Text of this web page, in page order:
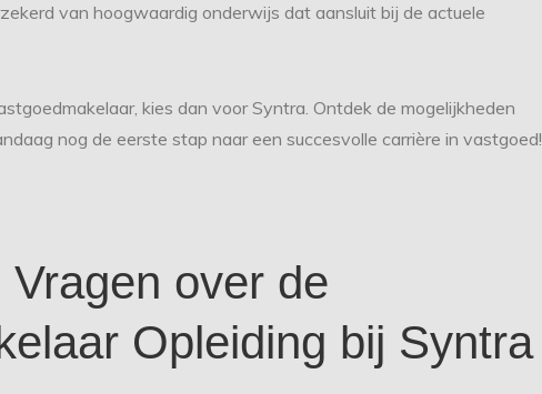
van hoogwaardig onderwijs dat aansluit bij de actuele
kies dan voor Syntra. Ontdek de mogelijkheden
nog de eerste stap naar een succesvolle carrière in vastgoed!
over de
Opleiding bij Syntra